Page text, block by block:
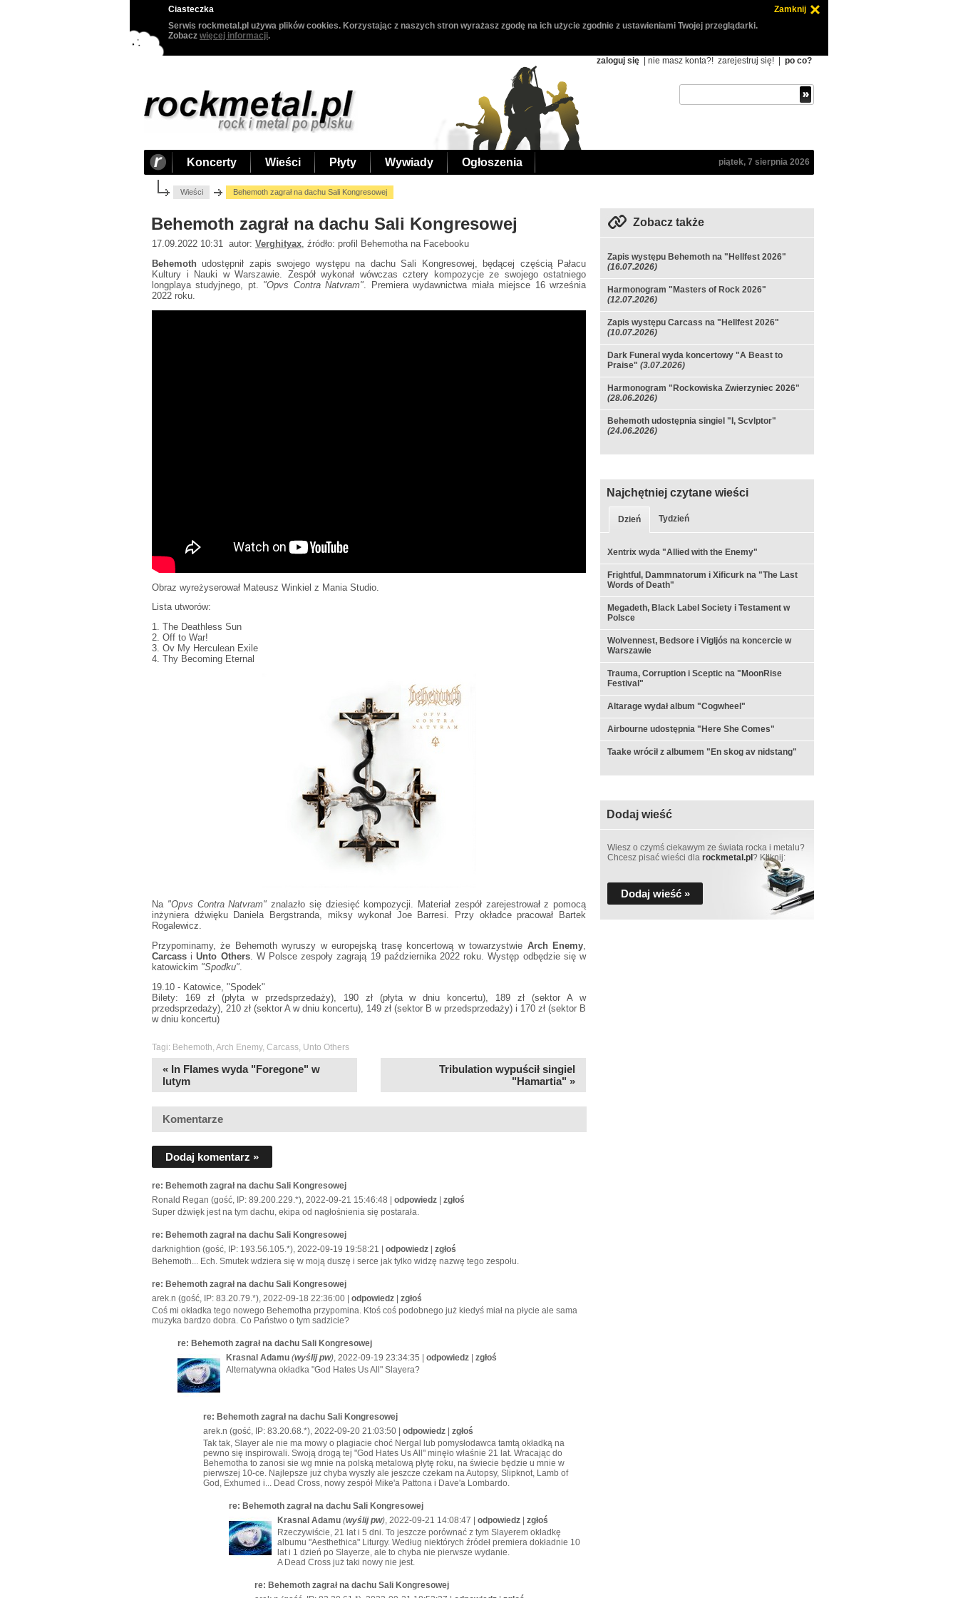
Ciasteczka
Zamknij
Serwis rockmetal.pl używa plików cookies. Korzystając z naszych stron wyrażasz zgodę na ich użycie zgodnie z ustawieniami Twojej przeglądarki.
Zobacz więcej informacji.
zaloguj się | nie masz konta?! zarejestruj się! po co?
Koncerty Wieści Płyty Wywiady Ogłoszenia piątek, 7 sierpnia 2026
Wieści Behemoth zagrał na dachu Sali Kongresowej
Behemoth zagrał na dachu Sali Kongresowej
17.09.2022 10:31 autor: Verghityax , źródło: profil Behemotha na Facebooku
Behemoth udostępnił zapis swojego występu na dachu Sali Kongresowej, będącej częścią Pałacu
Kultury i Nauki w Warszawie. Zespół wykonał wówczas cztery kompozycje ze swojego ostatniego
longplaya studyjnego, pt. "Opvs Contra Natvram" . Premiera wydawnictwa miała miejsce 16 września
2022 roku.
Obraz wyreżyserował Mateusz Winkiel z Mania Studio.
Lista utworów:
1. The Deathless Sun
2. Off to War!
3. Ov My Herculean Exile
4. Thy Becoming Eternal
Na"Opvs Contra Natvram" znalazło się dziesięć kompozycji. Materiał zespół zarejestrował z pomocą
inżyniera dźwięku Daniela Bergstranda, miksy wykonał Joe Barresi. Przy okładce pracował Bartek
Rogalewicz.
Przypominamy, że Behemoth wyruszy w europejską trasę koncertową w towarzystwie Arch Enemy,
Carcass iUnto Others. W Polsce zespoły zagrają 19 października 2022 roku. Występ odbędzie się w
katowickim "Spodku".
19.10 - Katowice, "Spodek"
Bilety: 169 zł (płyta w przedsprzedaży), 190 zł (płyta w dniu koncertu), 189 zł (sektor A w
przedsprzedaży), 210 zł (sektor A w dniu koncertu), 149 zł (sektor B w przedsprzedaży) i 170 zł (sektor B
w dniu koncertu)
Tagi: Behemoth, Arch Enemy, Carcass, Unto Others
« In Flames wyda "Foregone" w
lutym
Tribulation wypuścił singiel
"Hamartia" »
Komentarze
Dodaj komentarz »
re: Behemoth zagrał na dachu Sali Kongresowej
Ronald Regan (gość, IP: 89.200.229.*), 2022-09-21 15:46:48 | odpowiedz
zgłoś
Super dżwięk jest na tym dachu, ekipa od nagłośnienia się postarała.
re: Behemoth zagrał na dachu Sali Kongresowej
darknightion (gość, IP: 193.56.105.*), 2022-09-19 19:58:21 | odpowiedz
zgłoś
Behemoth... Ech. Smutek wdziera się w moją duszę i serce jak tylko widzę nazwę tego zespołu.
re: Behemoth zagrał na dachu Sali Kongresowej
arek.n (gość, IP: 83.20.79.*), 2022-09-18 22:36:00 | odpowiedz
zgłoś
Coś mi okładka tego nowego Behemotha przypomina. Ktoś coś podobnego już kiedyś miał na płycie ale sama
muzyka bardzo dobra. Co Państwo o tym sadzicie?
re: Behemoth zagrał na dachu Sali Kongresowej
Krasnal Adamu (wyślij pw), 2022-09-19 23:34:35 | odpowiedz
zgłoś
Alternatywna okładka "God Hates Us All" Slayera?
re: Behemoth zagrał na dachu Sali Kongresowej
arek.n (gość, IP: 83.20.68.*), 2022-09-20 21:03:50 | odpowiedz
zgłoś
Tak tak, Slayer ale nie ma mowy o plagiacie choć Nergal lub pomysłodawca tamtą okładką na
pewno się inspirowali. Swoją drogą tej "God Hates Us All" minęło właśnie 21 lat. Wracając do
Behemotha to zanosi sie wg mnie na polską metalową płytę roku, na świecie będzie u mnie w
pierwszej 10-ce. Najlepsze już chyba wyszły ale jeszcze czekam na Autopsy, Slipknot, Lamb of
God, Exhumed i... Dead Cross, nowy zespół Mike'a Pattona i Dave'a Lombardo.
re: Behemoth zagrał na dachu Sali Kongresowej
Krasnal Adamu (wyślij pw), 2022-09-21 14:08:47 | odpowiedz
zgłoś
Rzeczywiście, 21 lat i 5 dni. To jeszcze porównać z tym Slayerem okładkę
albumu "Aesthethica" Liturgy. Według niektórych źródeł premiera dokładnie 10
lat i 1 dzień po Slayerze, ale to chyba nie pierwsze wydanie.
A Dead Cross już taki nowy nie jest.
re: Behemoth zagrał na dachu Sali Kongresowej
Zobacz także
Zapis występu Behemoth na "Hellfest 2026"
(16.07.2026)
Harmonogram "Masters of Rock 2026"
(12.07.2026)
Zapis występu Carcass na "Hellfest 2026"
(10.07.2026)
Dark Funeral wyda koncertowy "A Beast to
Praise" (3.07.2026)
Harmonogram "Rockowiska Zwierzyniec 2026"
(28.06.2026)
Behemoth udostępnia singiel "I, Scvlptor"
(24.06.2026)
Najchętniej czytane wieści
Dzień Tydzień
Xentrix wyda "Allied with the Enemy"
Frightful, Dammnatorum i Xificurk na "The Last
Words of Death"
Megadeth, Black Label Society i Testament w
Polsce
Wolvennest, Bedsore i Vigljós na koncercie w
Warszawie
Trauma, Corruption i Sceptic na "MoonRise
Festival"
Altarage wydał album "Cogwheel"
Airbourne udostępnia "Here She Comes"
Taake wrócił z albumem "En skog av nidstang"
Dodaj wieść
Wiesz o czymś ciekawym ze świata rocka i metalu?
Chcesz pisać wieści dla rockmetal.pl ? Kliknij:
Dodaj wieść »